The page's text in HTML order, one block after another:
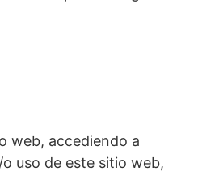
web, accediendo a
uso de este sitio web,